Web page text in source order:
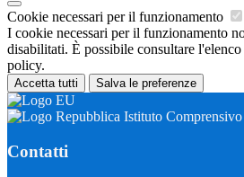
Cookie necessari per il funzionamento
I cookie necessari per il funzionamento
disabilitati. È possibile consultare
policy.
Accetta tutti Salva le preferenze
Istituto
Contatti